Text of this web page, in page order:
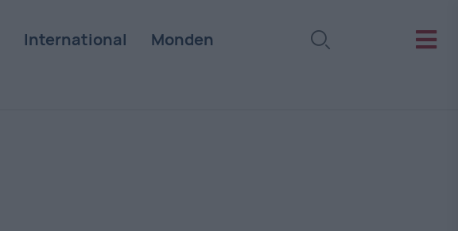
International Monden